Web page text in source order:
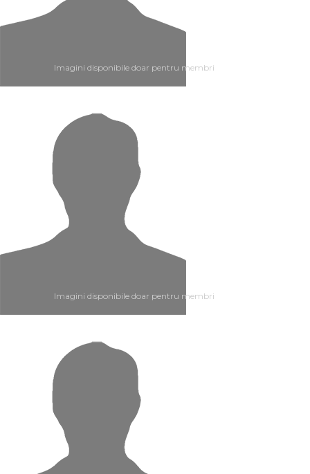
Imagini disponibile doar pentru membri
Imagini disponibile doar pentru membri